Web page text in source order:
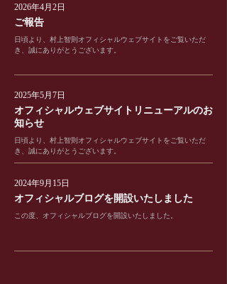
2026年4月2日
ご報告
日頃より、村上智則オフィシャルウェブサイトをご覧いただ
き、誠にありがとうございます。
2025年5月7日
オフィシャルウェブサイトリニューアルのお
知らせ
日頃より、村上智則オフィシャルウェブサイトをご覧いただ
き、誠にありがとうございます。
2024年9月15日
オフィシャルブログを開設いたしました
この度、オフィシャルブログを開設いたしました。